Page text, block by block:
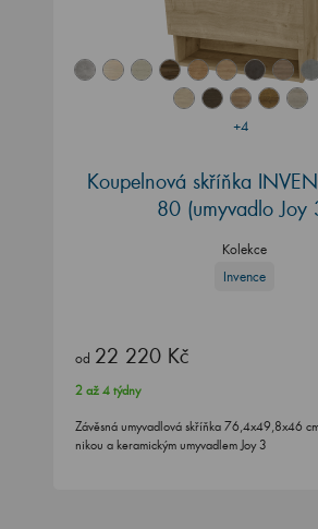
+4
Koupelnová skříňka
80 (umyvadlo Joy
Kolekce
Invence
od 22 220 Kč
2 až 4 týdny
Závěsná umyvadlová skříňka 76,4x49,8x46
nikou a keramickým umyvadlem Joy 3